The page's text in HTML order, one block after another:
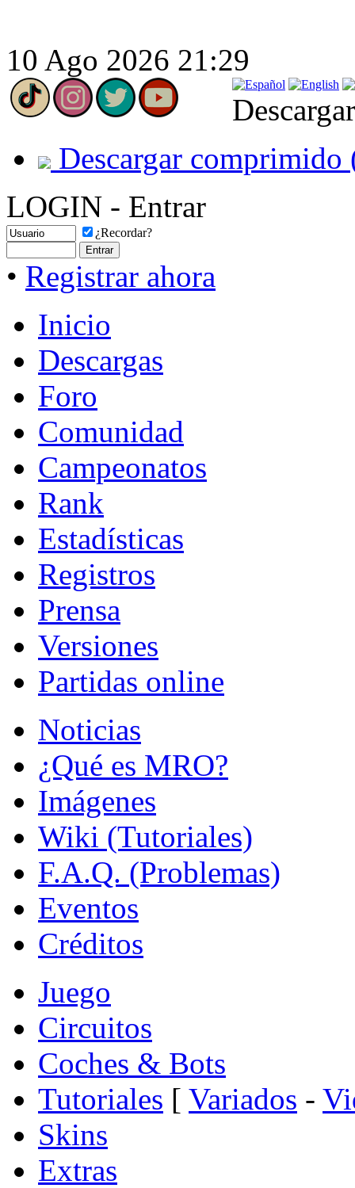
10 Ago 2026 21:29
Descargar comprimido
LOGIN - Entrar
¿Recordar?
• Registrar ahora
Inicio
Descargas
Foro
Comunidad
Campeonatos
Rank
Estadísticas
Registros
Prensa
Versiones
Partidas online
Noticias
¿Qué es MRO?
Imágenes
Wiki (Tutoriales)
F.A.Q. (Problemas)
Eventos
Créditos
Juego
Circuitos
Coches & Bots
Tutoriales [ Variados -
Skins
Extras